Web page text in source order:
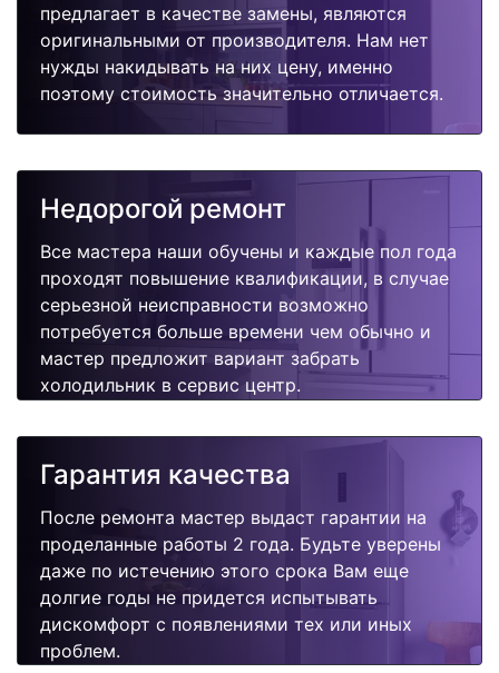
предлагает в качестве замены, являются
оригинальными от производителя. Нам нет
нужды накидывать на них цену, именно
поэтому стоимость значительно отличается.
Недорогой ремонт
Все мастера наши обучены и каждые пол года
проходят повышение квалификации, в случае
серьезной неисправности возможно
потребуется больше времени чем обычно и
мастер предложит вариант забрать
холодильник в сервис центр.
Гарантия качества
После ремонта мастер выдаст гарантии на
проделанные работы 2 года. Будьте уверены
даже по истечению этого срока Вам еще
долгие годы не придется испытывать
дискомфорт с появлениями тех или иных
проблем.